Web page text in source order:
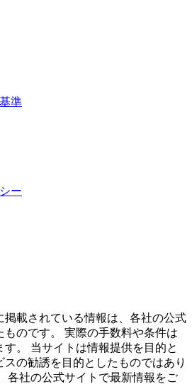
準
ー
掲載されている情報は、各社の公式
のです。 実際の手数料や条件は
。 当サイトは情報提供を目的と
スの勧誘を目的としたものではあり
各社の公式サイトで最新情報をご